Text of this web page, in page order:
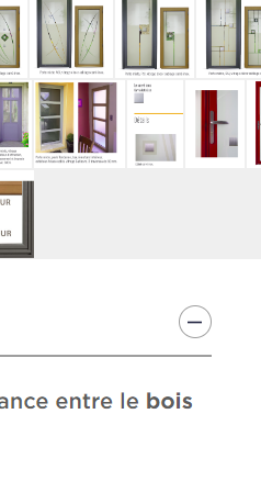
/ Persiennes
/ Moustiquaires
/ Stores intérieurs